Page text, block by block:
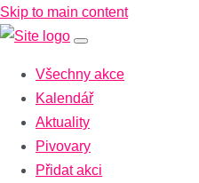
Skip to main content
Všechny akce
Kalendář
Aktuality
Pivovary
Přidat akci